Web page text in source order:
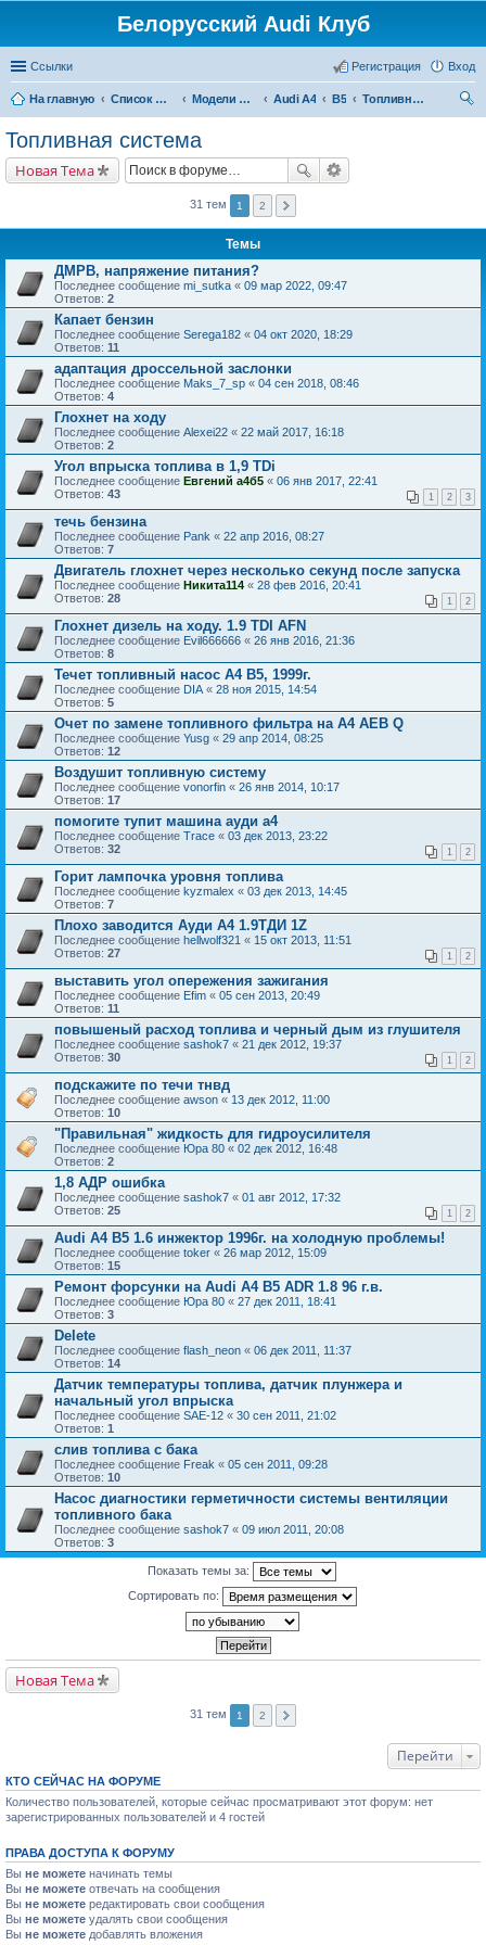
Белорусский Audi Клуб
Ссылки Вход
Регистрация
На главную Список форумов Модели Audi Audi A4 B5
Топливная система
Топливная система
Новая Тема
31 тем 1 2
Темы
ДМРВ, напряжение питания?
Последнее сообщение mi_sutka « 09 мар 2022, 09:47
Ответов: 2
Капает бензин
Последнее сообщение Serega182 « 04 окт 2020, 18:29
Ответов: 11
адаптация дроссельной заслонки
Последнее сообщение Maks_7_sp « 04 сен 2018, 08:46
Ответов: 4
Глохнет на ходу
Последнее сообщение Alexei22 « 22 май 2017, 16:18
Ответов: 2
Угол впрыска топлива в 1,9 TDi
Последнее сообщение Евгений а4б5 « 06 янв 2017, 22:41
Ответов: 43 1 2 3
течь бензина
Последнее сообщение Pank « 22 апр 2016, 08:27
Ответов: 7
Двигатель глохнет через несколько секунд после запуска
Последнее сообщение Никита114 « 28 фев 2016, 20:41
Ответов: 28 1 2
Глохнет дизель на ходу. 1.9 TDI AFN
Последнее сообщение Evil666666 « 26 янв 2016, 21:36
Ответов: 8
Течет топливный насос А4 B5, 1999г.
Последнее сообщение DIA « 28 ноя 2015, 14:54
Ответов: 5
Очет по замене топливного фильтра на A4 AEB Q
Последнее сообщение Yusg « 29 апр 2014, 08:25
Ответов: 12
Воздушит топливную систему
Последнее сообщение vonorfin « 26 янв 2014, 10:17
Ответов: 17
помогите тупит машина ауди а4
Последнее сообщение Trace « 03 дек 2013, 23:22
Ответов: 32 1 2
Горит лампочка уровня топлива
Последнее сообщение kyzmalex « 03 дек 2013, 14:45
Ответов: 7
Плохо заводится Ауди А4 1.9ТДИ 1Z
Последнее сообщение hellwolf321 « 15 окт 2013, 11:51
Ответов: 27 1 2
выставить угол опережения зажигания
Последнее сообщение Efim « 05 сен 2013, 20:49
Ответов: 11
повышеный расход топлива и черный дым из глушителя
Последнее сообщение sashok7 « 21 дек 2012, 19:37
Ответов: 30 1 2
подскажите по течи тнвд
Последнее сообщение awson « 13 дек 2012, 11:00
Ответов: 10
"Правильная" жидкость для гидроусилителя
Последнее сообщение Юра 80 « 02 дек 2012, 16:48
Ответов: 2
1,8 АДР ошибка
Последнее сообщение sashok7 « 01 авг 2012, 17:32
Ответов: 25 1 2
Audi A4 B5 1.6 инжектор 1996г. на холодную проблемы!
Последнее сообщение toker « 26 мар 2012, 15:09
Ответов: 15
Ремонт форсунки на Audi A4 B5 ADR 1.8 96 г.в.
Последнее сообщение Юра 80 « 27 дек 2011, 18:41
Ответов: 3
Delete
Последнее сообщение flash_neon « 06 дек 2011, 11:37
Ответов: 14
Датчик температуры топлива, датчик плунжера и
начальный угол впрыска
Последнее сообщение SAE-12 « 30 сен 2011, 21:02
Ответов: 1
слив топлива с бака
Последнее сообщение Freak « 05 сен 2011, 09:28
Ответов: 10
Насос диагностики герметичности системы вентиляции
топливного бака
Последнее сообщение sashok7 « 09 июл 2011, 20:08
Ответов: 3
Показать темы за:
Сортировать по:
Новая Тема
31 тем 1 2
Перейти
КТО СЕЙЧАС НА ФОРУМЕ
Количество пользователей, которые сейчас просматривают этот форум: нет
зарегистрированных пользователей и 4 гостей
ПРАВА ДОСТУПА К ФОРУМУ
Вы не можете начинать темы
Вы не можете отвечать на сообщения
Вы не можете редактировать свои сообщения
Вы не можете удалять свои сообщения
Вы не можете добавлять вложения